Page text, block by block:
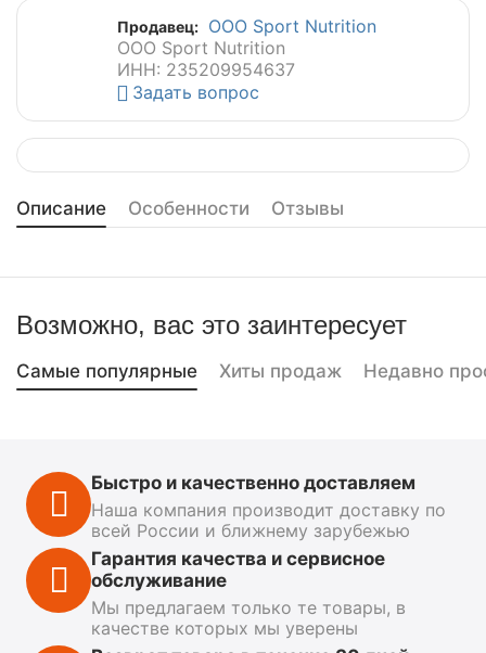
Продавец: ООО Sport Nutrition
ООО Sport Nutrition
ИНН: 235209954637
Задать вопрос
Описание Особенности Отзывы
Возможно, вас это заинтересует
Самые популярные Хиты продаж Недавно
Быстро и качественно доставляем
Наша компания производит доставку по
всей России и ближнему зарубежью
Гарантия качества и сервисное
обслуживание
Мы предлагаем только те товары, в
качестве которых мы уверены